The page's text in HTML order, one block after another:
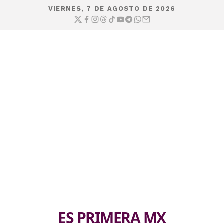
VIERNES, 7 DE AGOSTO DE 2026
ES PRIMERA MX